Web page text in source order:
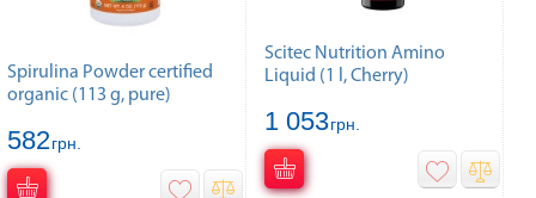
Spirulina Powder certified
organic (113 g, pure)
582грн.
Scitec Nutrition Amino
Liquid (1 l, Cherry)
1 053грн.